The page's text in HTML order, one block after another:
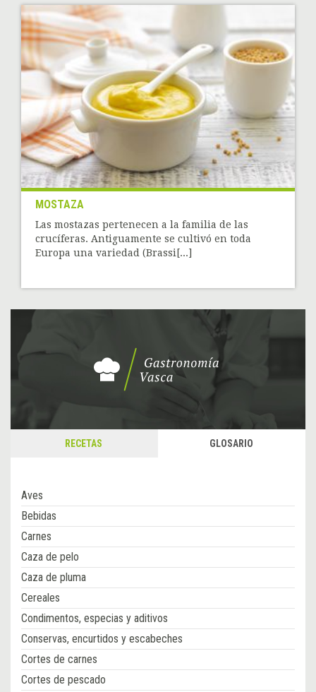
MOSTAZA
Las mostazas pertenecen a la familia de las
crucíferas. Antiguamente se cultivó en toda
Europa una variedad (Brassi[...]
RECETAS GLOSARIO
Aves
Bebidas
Carnes
Caza de pelo
Caza de pluma
Cereales
Condimentos, especias y aditivos
Conservas, encurtidos y escabeches
Cortes de carnes
Cortes de pescado